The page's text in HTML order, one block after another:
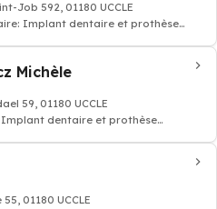
Job 592, 01180 UCCLE
Implant dentaire et prothèse
Michèle
59, 01180 UCCLE
Implant dentaire et prothèse
01180 UCCLE